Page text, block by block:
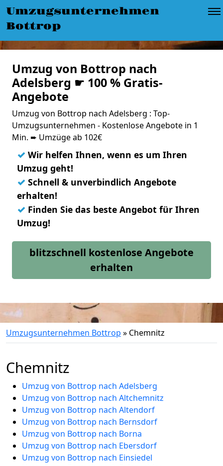
Umzugsunternehmen
Bottrop
Umzug von Bottrop nach
Adelsberg ☛ 100 % Gratis-
Angebote
Umzug von Bottrop nach Adelsberg : Top-
Umzugsunternehmen - Kostenlose Angebote in 1
Min. ➨ Umzüge ab 102€
✓ Wir helfen Ihnen, wenn es um Ihren
Umzug geht!
✓ Schnell & unverbindlich Angebote
erhalten!
✓ Finden Sie das beste Angebot für Ihren
Umzug!
blitzschnell kostenlose Angebote
erhalten
Umzugsunternehmen Bottrop » Chemnitz
Chemnitz
Umzug von Bottrop nach Adelsberg
Umzug von Bottrop nach Altchemnitz
Umzug von Bottrop nach Altendorf
Umzug von Bottrop nach Bernsdorf
Umzug von Bottrop nach Borna
Umzug von Bottrop nach Ebersdorf
Umzug von Bottrop nach Einsiedel